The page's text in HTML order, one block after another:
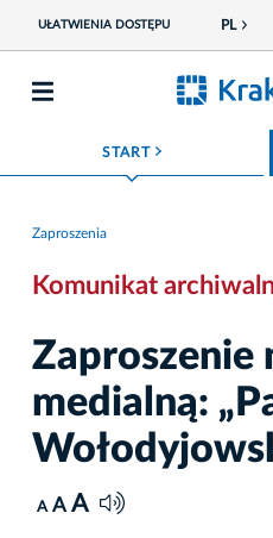
UŁATWIENIA DOSTĘPU PL
START ROZWIŃ MENU
Zaproszenia
Komunikat
Zaproszenie
medialną:
A A A